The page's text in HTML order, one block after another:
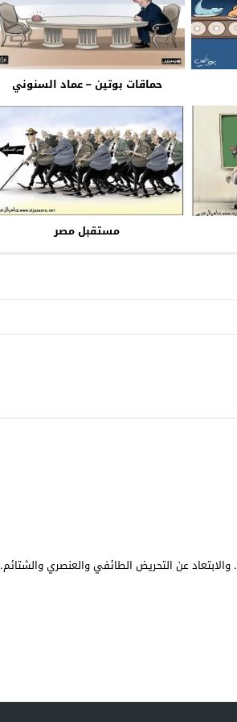
حماقات بوتين – عماد السنوني
مستقبل مصر
عن التحريض الطائفي والعنصري والشتائم.